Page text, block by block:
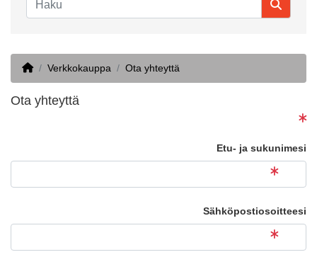
HomeVerkkokauppa Ota yhteyttä
Ota yhteyttä
Etu- ja sukunimesi
Sähköpostiosoitteesi